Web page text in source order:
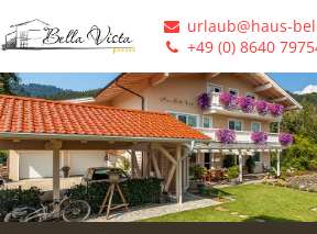
urlaub@haus-
+49 (0) 8640